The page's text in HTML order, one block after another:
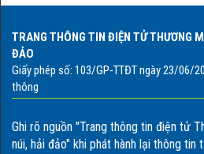
Thơm ngon vú
Ngọt, giòn
món ngon
TRANG THÔNG TIN ĐIỆN TỬ THƯƠNG
ĐẢO
Giấy phép số: 103/GP-TTĐT ngày 23/06/
thông
Ghi rõ nguồn "Trang thông tin điện tử
núi, hải đảo" khi phát hành lại thông tin